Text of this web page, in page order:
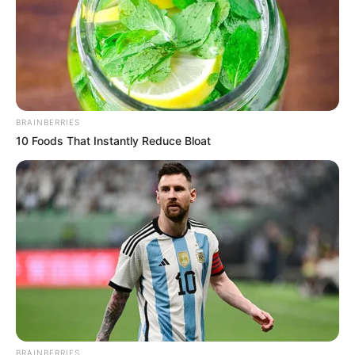
μία στο κανονικό ρεύμα.
Από καθαρή τύχη δεν υπήρξε μετωπική
σύγκρουση, ενώ η ένταση και η ανησυχία στον
δρόμο ήταν έκδηλες για αρκετή ώρα.
Άμεσα ειδοποιήθηκε η αστυνομία, η οποία
έσπευσε στο σημείο και κατάφερε να
ακινητοποιήσει το όχημα, διερευνώντας τώρα
τα αίτια του περιστατικού.
Το περιστατικό αυτό έρχεται να υπενθυμίσει
πόσο εύθραυστη είναι η ασφάλεια στους
δρόμους και πόσο σημαντική είναι η άμεση
αντίδραση των αρχών, αλλά και η προσοχή
όλων μας πίσω από το τιμόνι.
BRAINBERRIES
10 Foods That Instantly Reduce Bloat
BRAINBERRIES